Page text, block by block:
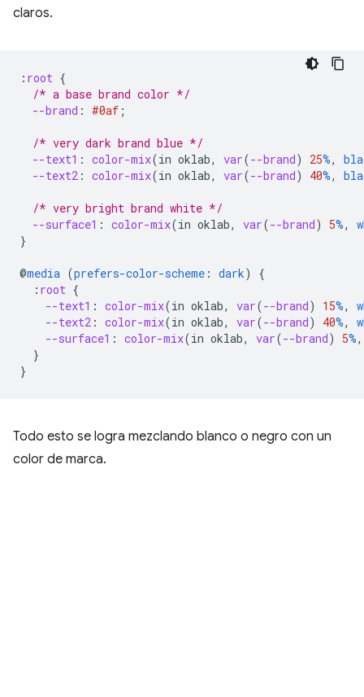
claros.
: root {
/* a base brand color */
--brand : #0af ;
/* very dark brand blue */
--text1 : color-mix(in oklab, var(--brand) 25%,
--text2 : color-mix(in oklab, var(--brand) 40%,
/* very bright brand white */
--surface1 : color-mix(in oklab, var(--brand) 5%,
}
@media (prefers-color-scheme : dark)
{
: root {
--text1 : color-mix(in oklab, var(--brand) 15%,
--text2 : color-mix(in oklab, var(--brand) 40%,
--surface1 : color-mix(in oklab, var(--brand) 5%,
}
}
Todo esto se logra mezclando blanco o negro con un
color de marca.